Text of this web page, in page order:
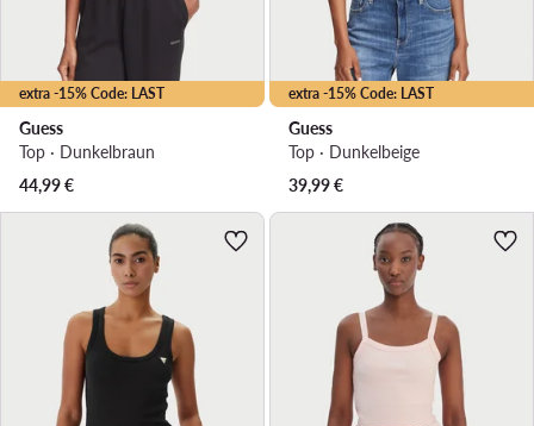
extra -15% Code: LAST
Guess
Top · Dunkelbraun
44,99€
extra -15% Code: LAST
Guess
Top · Dunkelbeige
39,99€